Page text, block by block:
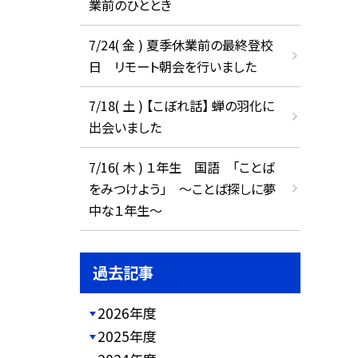
業前のひととき
7/24( 金 ) 夏季休業前の最終登校
日 リモート朝会を行いました
7/18( 土 ) 【こぼれ話】 蝉の羽化に
出会いました
7/16( 木 ) １年生 国語 「ことば
をみつけよう」 ～ことば探しに夢
中な１年生～
過去記事
2026年度
2025年度